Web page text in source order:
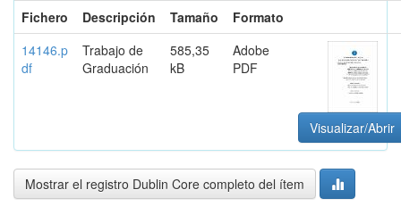
Fichero
Descripción Tamaño
Formato
14146.p
df
Trabajo de
Graduación
585,35
kB
Adobe
PDF
Visualizar/Abrir
Mostrar el registro Dublin Core completo del ítem